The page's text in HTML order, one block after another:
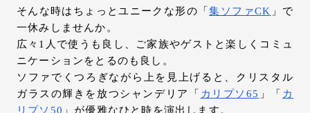
そんな時はちょっとユニークな形の「集ソファCK 」で
一休みしませんか。
広々1人で使うも良し、ご家族やゲストと楽しくコミュ
ニケーションをとるのも良し。
ソファでくつろぎながら上を見上げると、クリスタル
ガラスの輝きを放つシャンデリア「 カリプソ65 」「 カ
リプソ50 」が優雅なひと時を演出します。